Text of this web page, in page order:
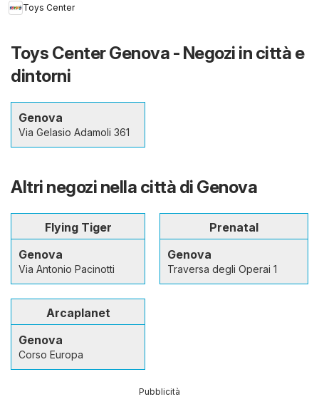
Toys Center
Toys Center Genova - Negozi in città e
dintorni
Genova
Via Gelasio Adamoli 361
Altri negozi nella città di Genova
Flying Tiger
Genova
Via Antonio Pacinotti
Prenatal
Genova
Traversa degli Operai 1
Arcaplanet
Genova
Corso Europa
Pubblicità